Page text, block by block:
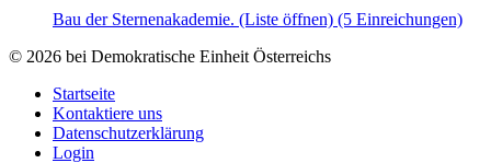
Bau der Sternenakademie. (Liste öffnen) (5 Einreichungen)
© 2026 bei Demokratische Einheit Österreichs
Startseite
Kontaktiere uns
Datenschutzerklärung
Login